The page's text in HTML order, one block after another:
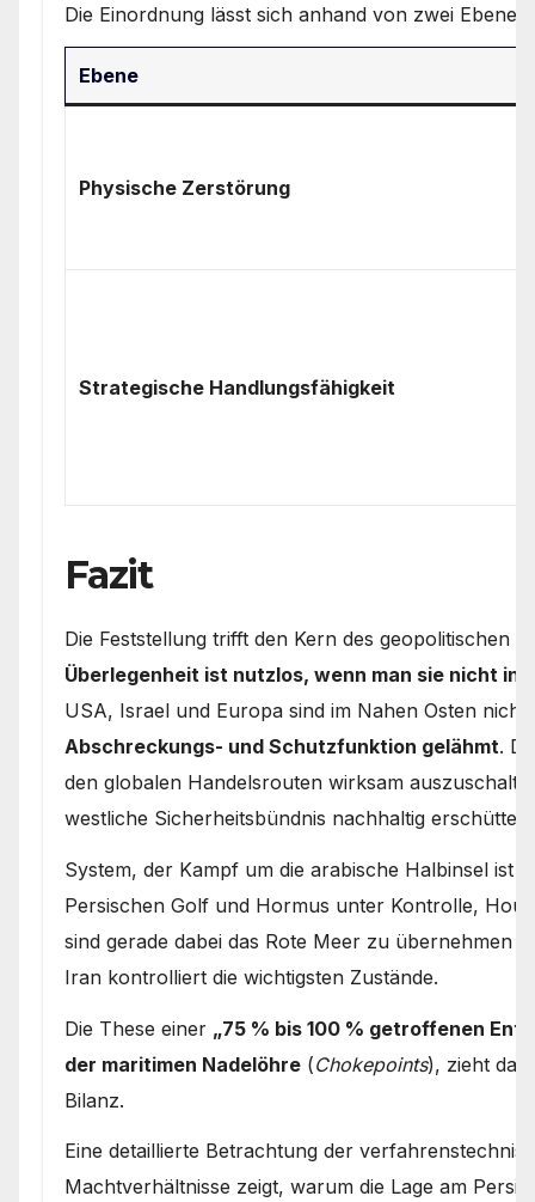
Die Einordnung lässt sich anhand von zwei
Ebene
Physische Zerstörung
Strategische Handlungsfähigkeit
Fazit
Die Feststellung trifft den Kern des geopolitischen
Überlegenheit ist nutzlos, wenn man sie nicht in
USA, Israel und Europa sind im Nahen Osten
Abschreckungs- und Schutzfunktion gelähmt.
den globalen Handelsrouten wirksam
westliche Sicherheitsbündnis nachhaltig erschüttert.
System, der Kampf um die arabische Halbinsel ist
Persischen Golf und Hormus unter Kontrolle,
sind gerade dabei das Rote Meer zu übernehmen
Iran kontrolliert die wichtigsten Zustände.
Die These einer „75 % bis 100 % getroffenen
der maritimen Nadelöhre (Chokepoints), zieht
Bilanz.
Eine detaillierte Betrachtung der
Machtverhältnisse zeigt, warum die Lage am